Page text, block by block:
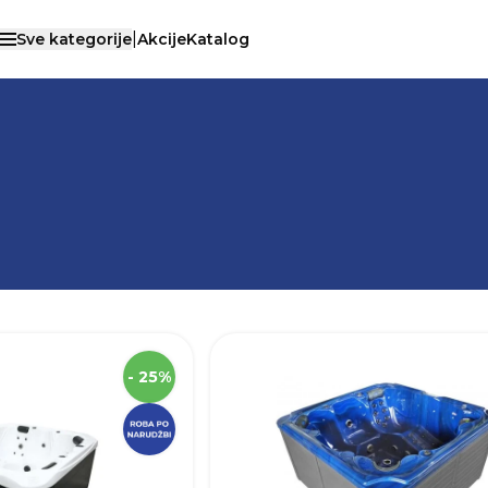
menu
Sve kategorije AkcijeKatalog
/ KUPAONSKA I SANITARNA OPREMA /
- 25%
Robna marka